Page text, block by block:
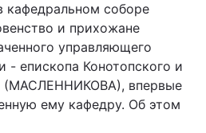
кафедральном соборе
и прихожане
управляющего
- епископа Конотопского и
(МАСЛЕННИКОВА), впервые
ему кафедру. Об этом